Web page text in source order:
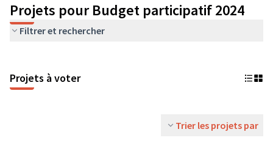
Projets pour Budget participatif 2024
Filtrer et rechercher
Projets à voter
Trier les projets par